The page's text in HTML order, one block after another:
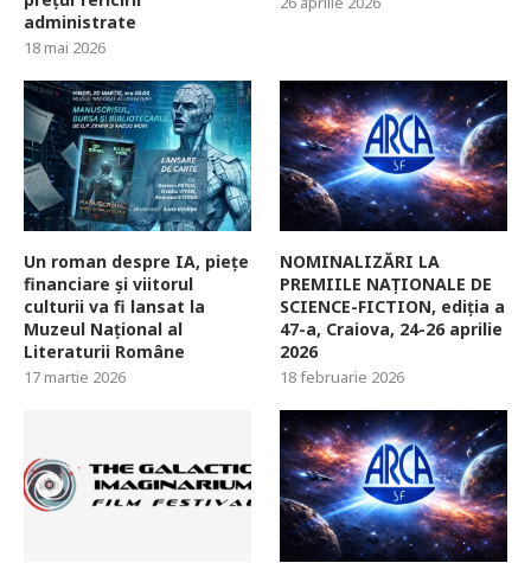
administrate
18 mai 2026
Un roman despre IA, piețe
financiare și viitorul
culturii va fi lansat la
Muzeul Național al
Literaturii Române
17 martie 2026
NOMINALIZĂRI LA
PREMIILE NAȚIONALE DE
SCIENCE-FICTION, ediția a
47-a, Craiova, 24-26 aprilie
2026
18 februarie 2026